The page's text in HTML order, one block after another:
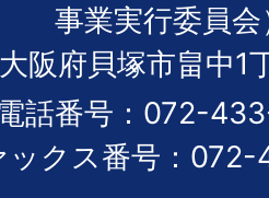
事業実行委員会
阪府貝塚市畠中1
話番号：072-
ックス番号：